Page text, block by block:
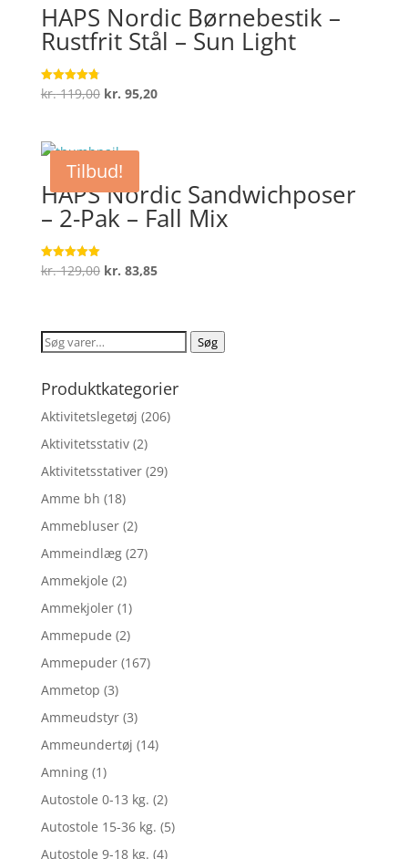
HAPS Nordic Børnebestik –
Rustfrit Stål – Sun Light
Vurderet
4.8
kr.119,00 Den
var:
kr. 119,00.
kr. 95,20Den
Tilbud!
HAPS Nordic Sandwichposer
– 2-Pak – Fall Mix
Vurderet
5
kr.129,00 Den
var:
kr. 129,00.
kr. 83,85Den
er:
kr. 83,85.
Søg
Søg
Produktkategorier
Aktivitetslegetøj (206)
Aktivitetsstativ (2)
Aktivitetsstativer (29)
Amme bh (18)
Ammebluser (2)
Ammeindlæg (27)
Ammekjole (2)
Ammekjoler (1)
Ammepude (2)
Ammepuder (167)
Ammetop (3)
Ammeudstyr (3)
Ammeundertøj (14)
Amning (1)
Autostole 0-13 kg. (2)
Autostole 15-36 kg. (5)
Autostole 9-18 kg. (4)